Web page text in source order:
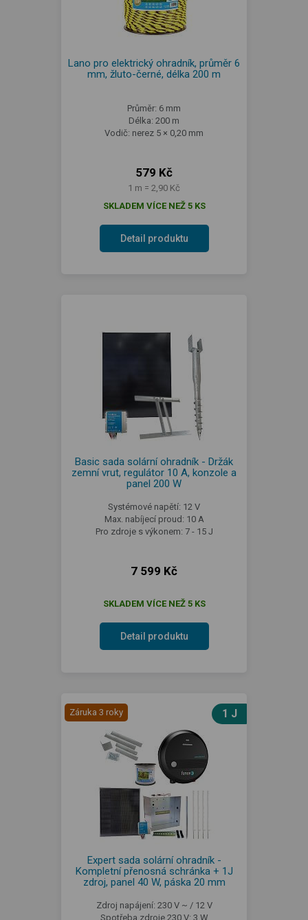
Lano pro elektrický ohradník, průměr 6
mm, žluto-černé, délka 200 m
Průměr: 6 mm
Délka: 200 m
Vodič: nerez 5 × 0,20 mm
579 Kč
1 m = 2,90 Kč
SKLADEM VÍCE NEŽ 5 KS
Detail produktu
Basic sada solární ohradník - Držák
zemní vrut, regulátor 10 A, konzole a
panel 200 W
Systémové napětí: 12 V
Max. nabíjecí proud: 10 A
Pro zdroje s výkonem: 7 - 15 J
7 599 Kč
SKLADEM VÍCE NEŽ 5 KS
Detail produktu
Záruka 3 roky 1 J
Expert sada solární ohradník -
Kompletní přenosná schránka + 1J
zdroj, panel 40 W, páska 20 mm
Zdroj napájení: 230 V ~ / 12 V
Spotřeba zdroje 230 V: 3 W